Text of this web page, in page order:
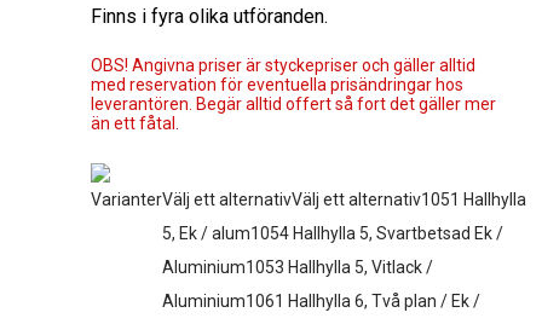
Finns i fyra olika utföranden.
OBS! Angivna priser är styckepriser och gäller alltid
med reservation för eventuella prisändringar hos
leverantören. Begär alltid offert så fort det gäller mer
än ett fåtal.
VarianterVälj ett alternativVälj ett alternativ1051 Hallhylla
5, Ek / alum1054 Hallhylla 5, Svartbetsad Ek /
Aluminium1053 Hallhylla 5, Vitlack /
Aluminium1061 Hallhylla 6, Två plan / Ek /